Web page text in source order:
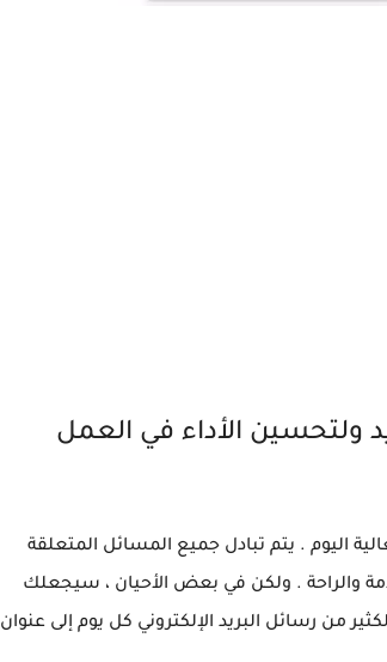
ولتحسين الأداء في العمل
اليوم . يتم تبادل جميع المسائل المتعلقة
والراحة . ولكن في بعض الأحيان ، سيجعلك
من رسائل البريد الإلكتروني كل يوم إلى عنوان